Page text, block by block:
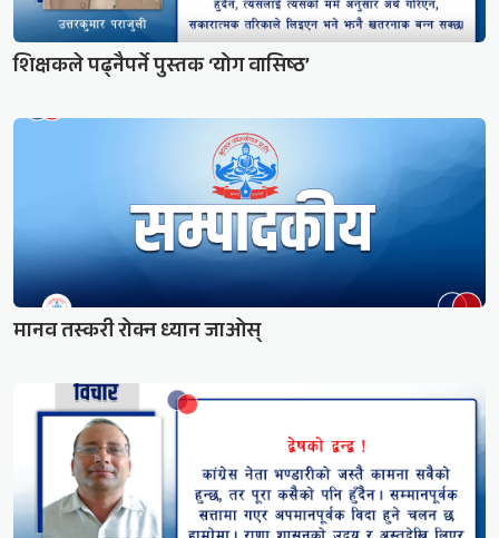
शिक्षकले पढ्नैपर्ने पुस्तक ‘योग वासिष्ठ’
मानव तस्करी रोक्न ध्यान जाओस्